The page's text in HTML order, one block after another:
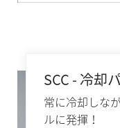
SCC - 冷却
常に冷却しな
ルに発揮！